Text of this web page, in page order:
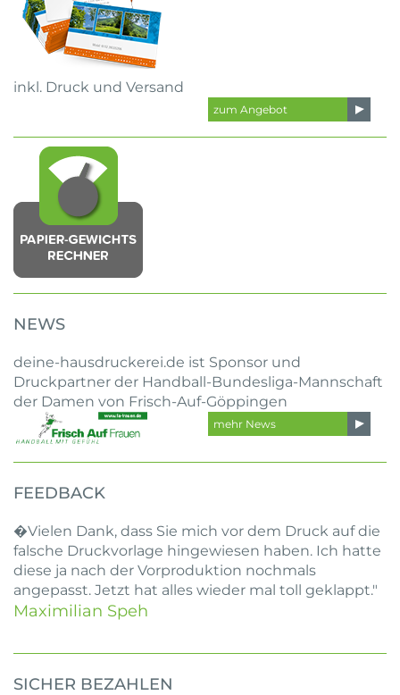
inkl. Druck und Versand
zum Angebot
NEWS
deine-hausdruckerei.de ist Sponsor und
Druckpartner der Handball-Bundesliga-Mannschaft
der Damen von Frisch-Auf-Göppingen
mehr News
FEEDBACK
�Vielen Dank, dass Sie mich vor dem Druck auf die
falsche Druckvorlage hingewiesen haben. Ich hatte
diese ja nach der Vorproduktion nochmals
angepasst. Jetzt hat alles wieder mal toll geklappt."
Maximilian Speh
SICHER BEZAHLEN